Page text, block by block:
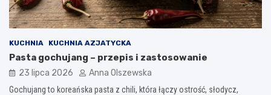
KUCHNIA KUCHNIA AZJATYCKA
Pasta gochujang – przepis i zastosowanie
23 lipca 2026 Anna Olszewska
Gochujang to koreańska pasta z chili, która łączy ostrość, słodycz,